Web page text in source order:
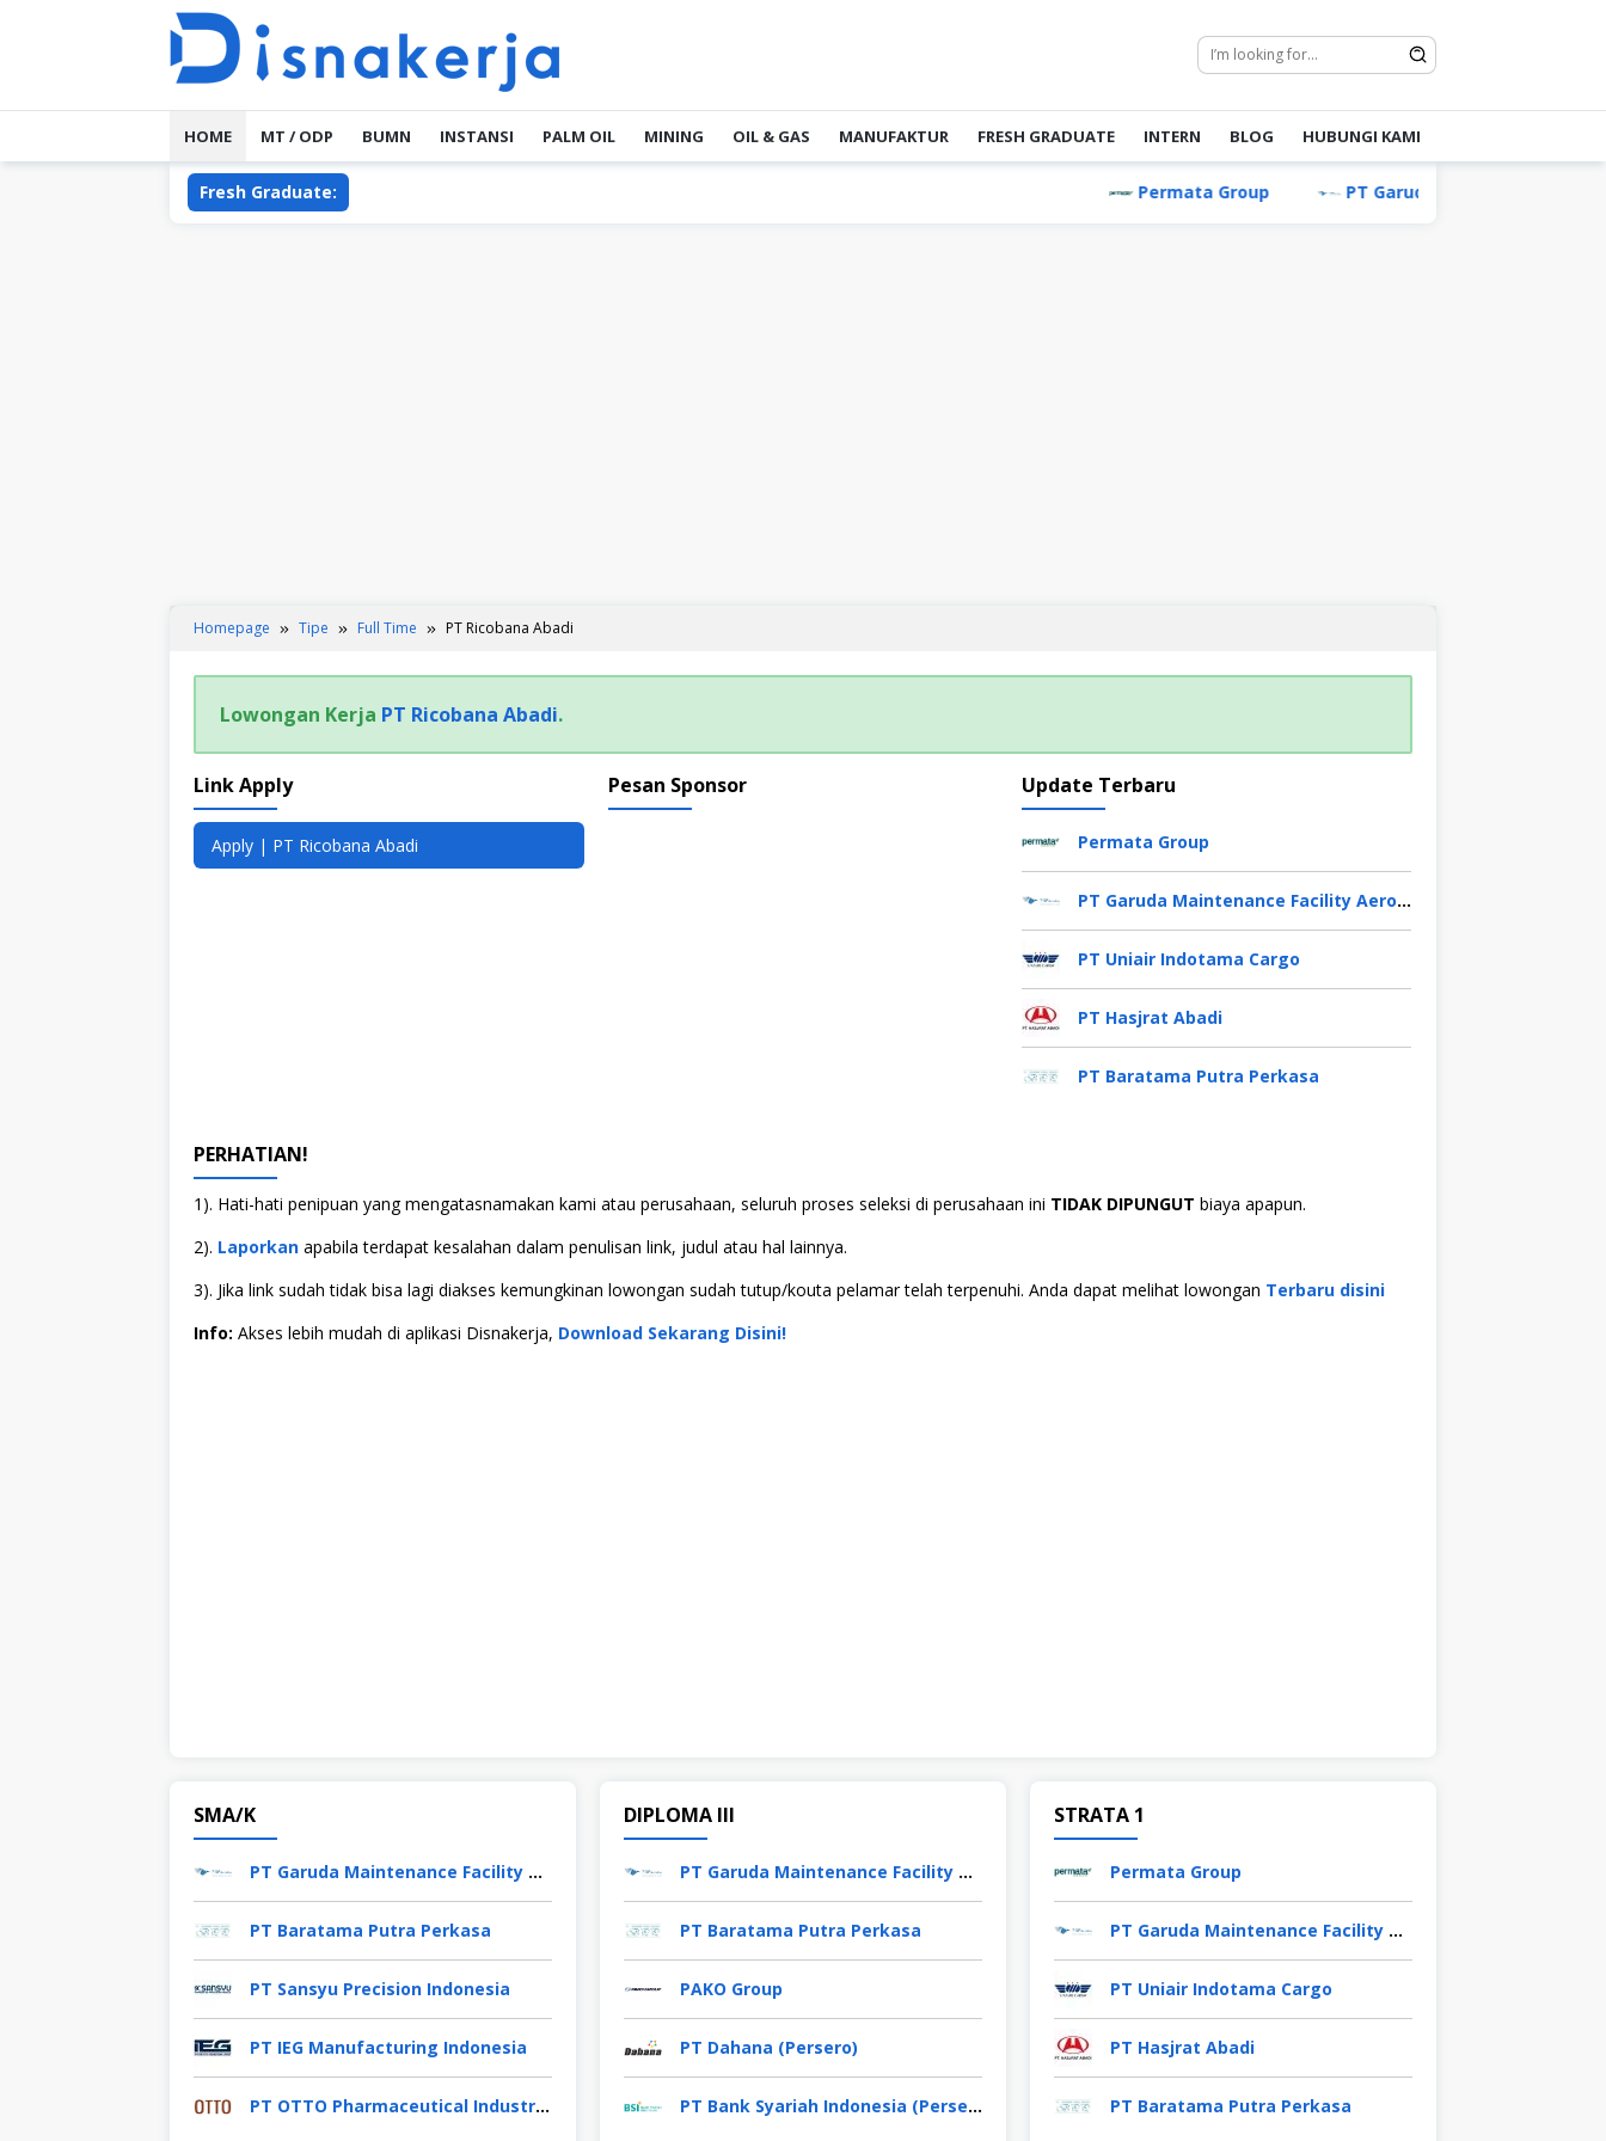
HOME MT / ODP BUMN INSTANSI PALM OIL MINING OIL & GAS MANUFAKTUR FRESH GRADUATE INTERN BLOG HUBUNGI KAMI
Fresh Graduate: Permata Group PT Garuda Maintenance Facility
Homepage Tipe Full Time PT Ricobana Abadi
Lowongan Kerja PT Ricobana Abadi.
Link Apply
Apply | PT Ricobana Abadi
Pesan Sponsor Update Terbaru
Permata Group
PT Garuda Maintenance Facility Aero Asia Tbk
PT Uniair Indotama Cargo
PT Hasjrat Abadi
PT Baratama Putra Perkasa
PERHATIAN!
1). Hati-hati penipuan yang mengatasnamakan kami atau perusahaan, seluruh proses seleksi di perusahaan ini TIDAK DIPUNGUT biaya apapun.
2). Laporkan apabila terdapat kesalahan dalam penulisan link, judul atau hal lainnya.
3). Jika link sudah tidak bisa lagi diakses kemungkinan lowongan sudah tutup/kouta pelamar telah terpenuhi. Anda dapat melihat lowongan Terbaru disini
Info: Akses lebih mudah di aplikasi Disnakerja, Download Sekarang Disini!
SMA/K
PT Garuda Maintenance Facility Aero Asia Tbk
PT Baratama Putra Perkasa
PT Sansyu Precision Indonesia
PT IEG Manufacturing Indonesia
PT OTTO Pharmaceutical Industries
DIPLOMA III
PT Garuda Maintenance Facility Aero Asia Tbk
PT Baratama Putra Perkasa
PAKO Group
PT Dahana (Persero)
PT Bank Syariah Indonesia (Persero) Tbk
STRATA 1
Permata Group
PT Garuda Maintenance Facility Aero Asia Tbk
PT Uniair Indotama Cargo
PT Hasjrat Abadi
PT Baratama Putra Perkasa